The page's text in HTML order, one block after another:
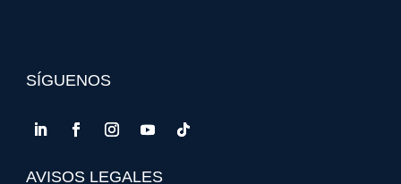
SÍGUENOS
AVISOS LEGALES